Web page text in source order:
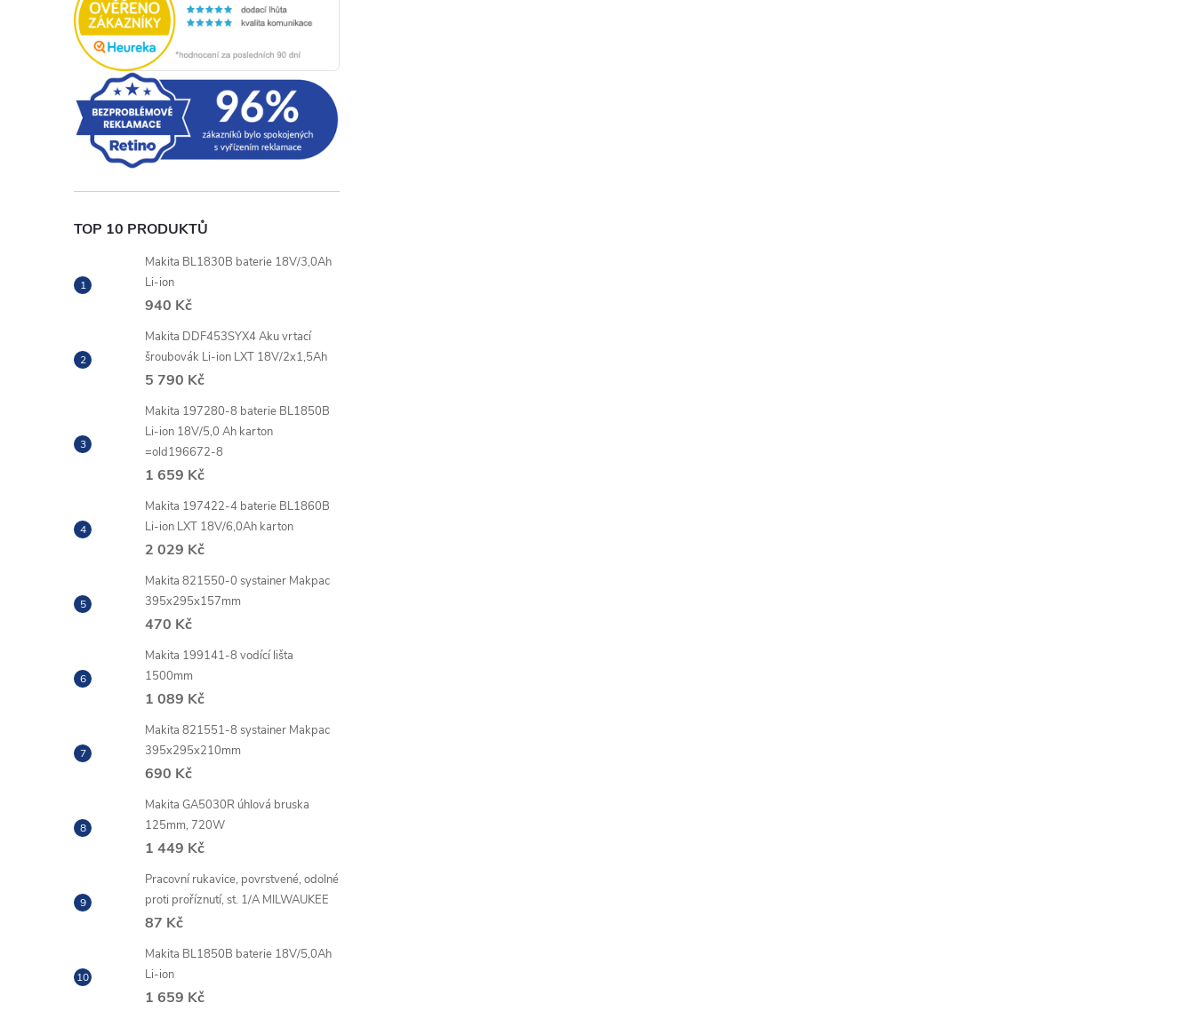
TOP 10 PRODUKTŮ
Makita BL1830B baterie 18V/3,0Ah
Li-ion
940 Kč
Makita DDF453SYX4 Aku vrtací
šroubovák Li-ion LXT 18V/2x1,5Ah
5 790 Kč
Makita 197280-8 baterie BL1850B
Li-ion 18V/5,0 Ah karton
=old196672-8
1 659 Kč
Makita 197422-4 baterie BL1860B
Li-ion LXT 18V/6,0Ah karton
2 029 Kč
Makita 821550-0 systainer Makpac
395x295x157mm
470 Kč
Makita 199141-8 vodící lišta
1500mm
1 089 Kč
Makita 821551-8 systainer Makpac
395x295x210mm
690 Kč
Makita GA5030R úhlová bruska
125mm, 720W
1 449 Kč
Pracovní rukavice, povrstvené, odolné
proti proříznutí, st. 1/A MILWAUKEE
87 Kč
Makita BL1850B baterie 18V/5,0Ah
Li-ion
1 659 Kč